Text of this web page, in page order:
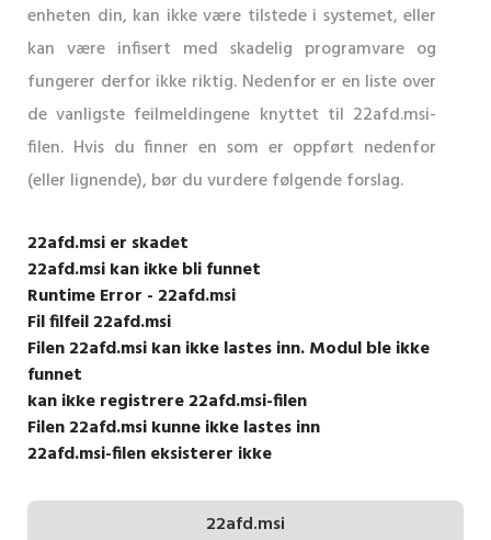
enheten din, kan ikke være tilstede i systemet, eller
kan være infisert med skadelig programvare og
fungerer derfor ikke riktig. Nedenfor er en liste over
de vanligste feilmeldingene knyttet til 22afd.msi-
filen. Hvis du finner en som er oppført nedenfor
(eller lignende), bør du vurdere følgende forslag.
22afd.msi er skadet
22afd.msi kan ikke bli funnet
Runtime Error - 22afd.msi
Fil filfeil 22afd.msi
Filen 22afd.msi kan ikke lastes inn. Modul ble ikke
funnet
kan ikke registrere 22afd.msi-filen
Filen 22afd.msi kunne ikke lastes inn
22afd.msi-filen eksisterer ikke
22afd.msi